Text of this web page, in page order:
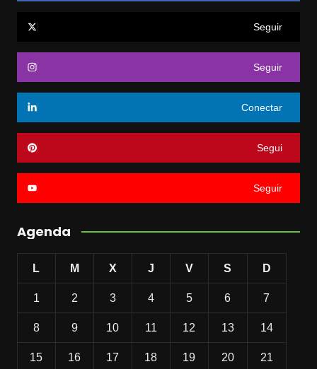
Seguir
Seguir
Conectar
Segui
Seguir
Agenda
L M X J V S D
1 2 3 4 5 6 7
8 9 10 11 12 13 14
15 16 17 18 19 20 21